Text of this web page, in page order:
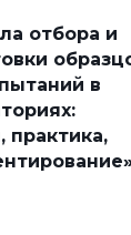
отбора и
в
практика,